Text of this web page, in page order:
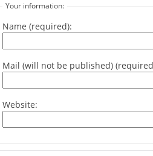
Your information:
Name (required):
Mail (will not be published)
Website: